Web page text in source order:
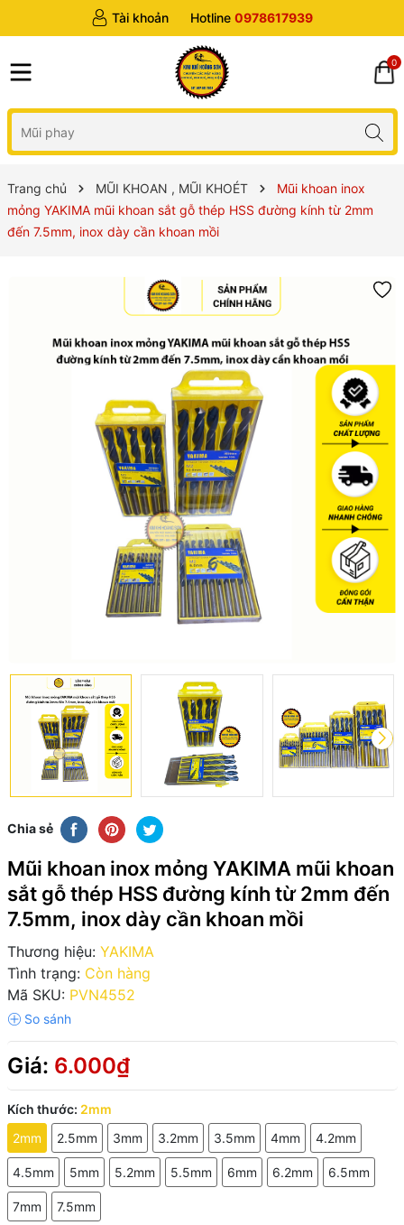
Tài khoản Hotline 0978617939
0
Trang chủ MŨI KHOAN , MŨI KHOÉT
Mũi khoan inox
mỏng YAKIMA mũi khoan sắt gỗ thép HSS đường kính từ 2mm
đến 7.5mm, inox dày cần khoan mồi
Chia sẻ
Mũi khoan inox mỏng YAKIMA mũi khoan
sắt gỗ thép HSS đường kính từ 2mm đến
7.5mm, inox dày cần khoan mồi
Thương hiệu: YAKIMA
Tình trạng: Còn hàng
Mã SKU: PVN4552
Giá: 6.000₫
Kích thước: 2mm
2mm
2.5mm 3mm 3.2mm 3.5mm 4mm 4.2mm
4.5mm 5mm 5.2mm 5.5mm 6mm 6.2mm 6.5mm
7mm 7.5mm